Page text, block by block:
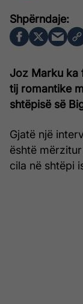
Joz Marku ka
tij romantike
shtëpisë së
Gjatë një
është
cila në shtëpi